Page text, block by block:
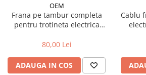
Claxon bicicleta
Bidoane si suporti bicicleta
Cricuri bicicleta
OEM
Frana pe tambur completa
pentru trotineta electrica
80,00 Lei
ADAUGA IN COS
Cablu